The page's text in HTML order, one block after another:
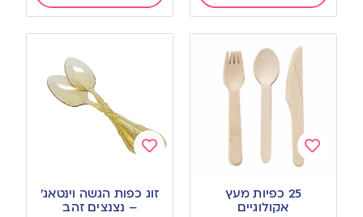
Add
wishlist
25 כפיות מעץ
אקולוגיים
to
wishlist
זוג כפות הגשה וינטאג’
– נצנצים זהב